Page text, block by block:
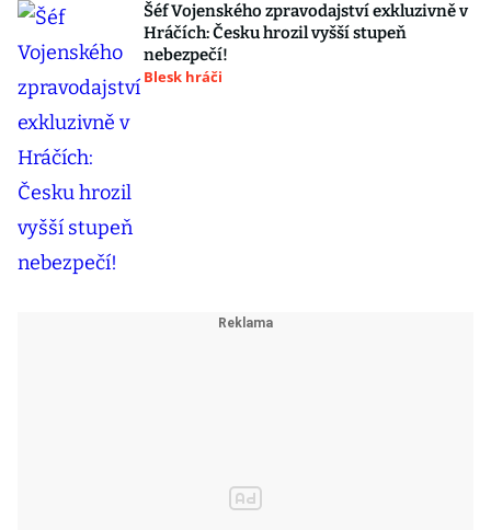
Šéf Vojenského zpravodajství exkluzivně v
Hráčích: Česku hrozil vyšší stupeň
nebezpečí!
Blesk hráči